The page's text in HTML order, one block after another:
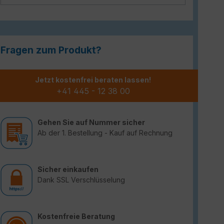
Fragen zum Produkt?
Jetzt kostenfrei beraten lassen!
+41 445 - 12 38 00
Gehen Sie auf Nummer sicher
Ab der 1. Bestellung - Kauf auf Rechnung
Sicher einkaufen
Dank SSL Verschlüsselung
Kostenfreie Beratung